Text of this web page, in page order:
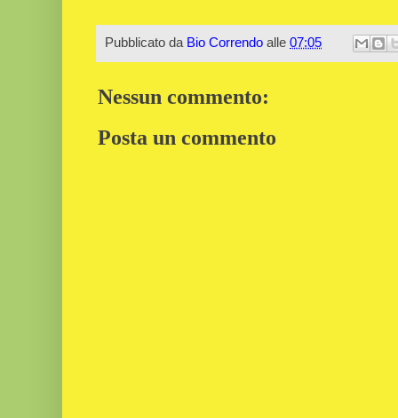
Pubblicato da Bio Correndo alle 07:05
Nessun commento:
Posta un commento